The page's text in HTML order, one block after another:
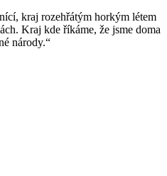
kraj rozehřátým horkým létem
Kraj kde říkáme, že jsme doma
národy.“